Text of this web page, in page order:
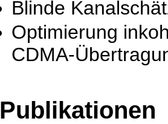
Blinde
Optimierung
CDMA-
Publikationen